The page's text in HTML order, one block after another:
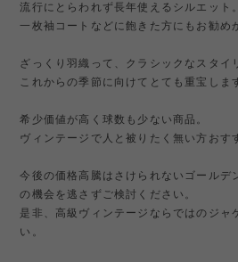
流行にとらわれず長年使えるシルエット。
一枚袖コートなどに飽きた方にもお勧め
ざっくり羽織って、クラシックなスタイ
これからの季節に向けてとても重宝しま
希少価値が高く球数も少ない商品。
ヴィンテージで人と被りたく無い方おす
今後の価格高騰はさけられないゴールデ
の機会を逃さずご検討ください。
是非、高級ヴィンテージならではのジャ
い。